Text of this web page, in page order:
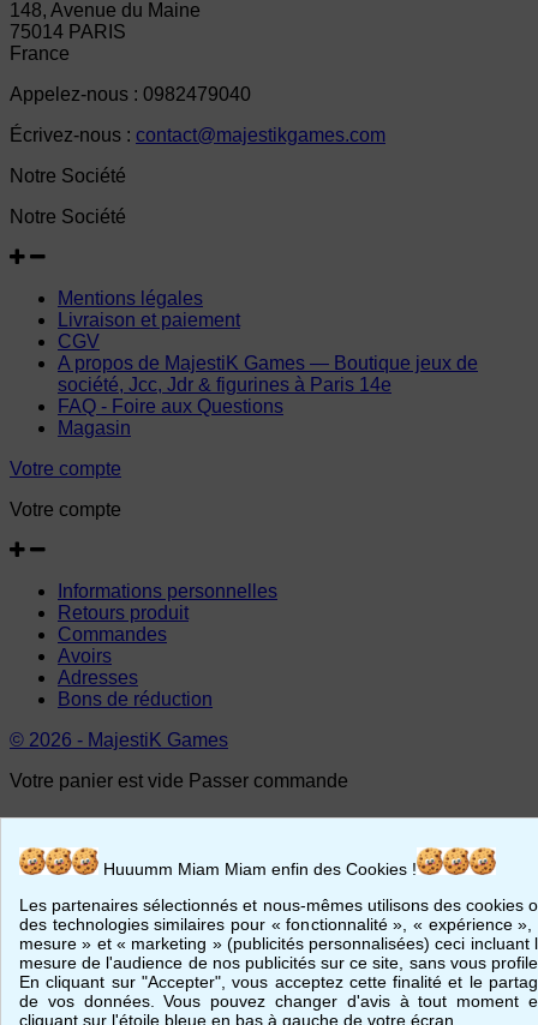
148, Avenue du Maine
75014 PARIS
France
Appelez-nous : 0982479040
Écrivez-nous : contact@majestikgames.com
Notre Société
Notre Société
Mentions légales
Livraison et paiement
CGV
A propos de MajestiK Games — Boutique jeux de
société, Jcc, Jdr & figurines à Paris 14e
FAQ - Foire aux Questions
Magasin
Votre compte
Votre compte
Informations personnelles
Retours produit
Commandes
Avoirs
Adresses
Bons de réduction
© 2026 - MajestiK Games
Votre panier est vide Passer commande
Huuumm Miam Miam enfin des Cookies !
Les partenaires sélectionnés et nous-mêmes utilisons des cookies
des technologies similaires pour « fonctionnalité », « expérience »,
mesure » et « marketing » (publicités personnalisées) ceci incluant
mesure de l'audience de nos publicités sur ce site, sans vous
En cliquant sur "Accepter", vous acceptez cette finalité et le
de vos données. Vous pouvez changer d'avis à tout moment
cliquant sur l'étoile bleue en bas à gauche de votre écran.